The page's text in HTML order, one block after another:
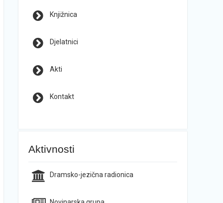
Knjižnica
Djelatnici
Akti
Kontakt
Aktivnosti
Dramsko-jezična radionica